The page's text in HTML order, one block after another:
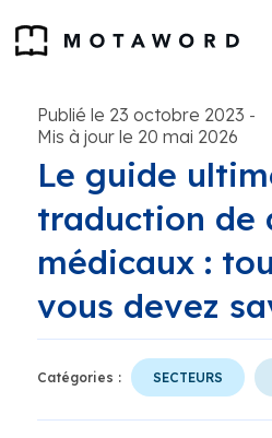
Publié le 23 octobre 2023 -
Mis à jour le 20 mai 2026
Le guide
traduction de
médicaux :
vous devez
Catégories : SECTEURS